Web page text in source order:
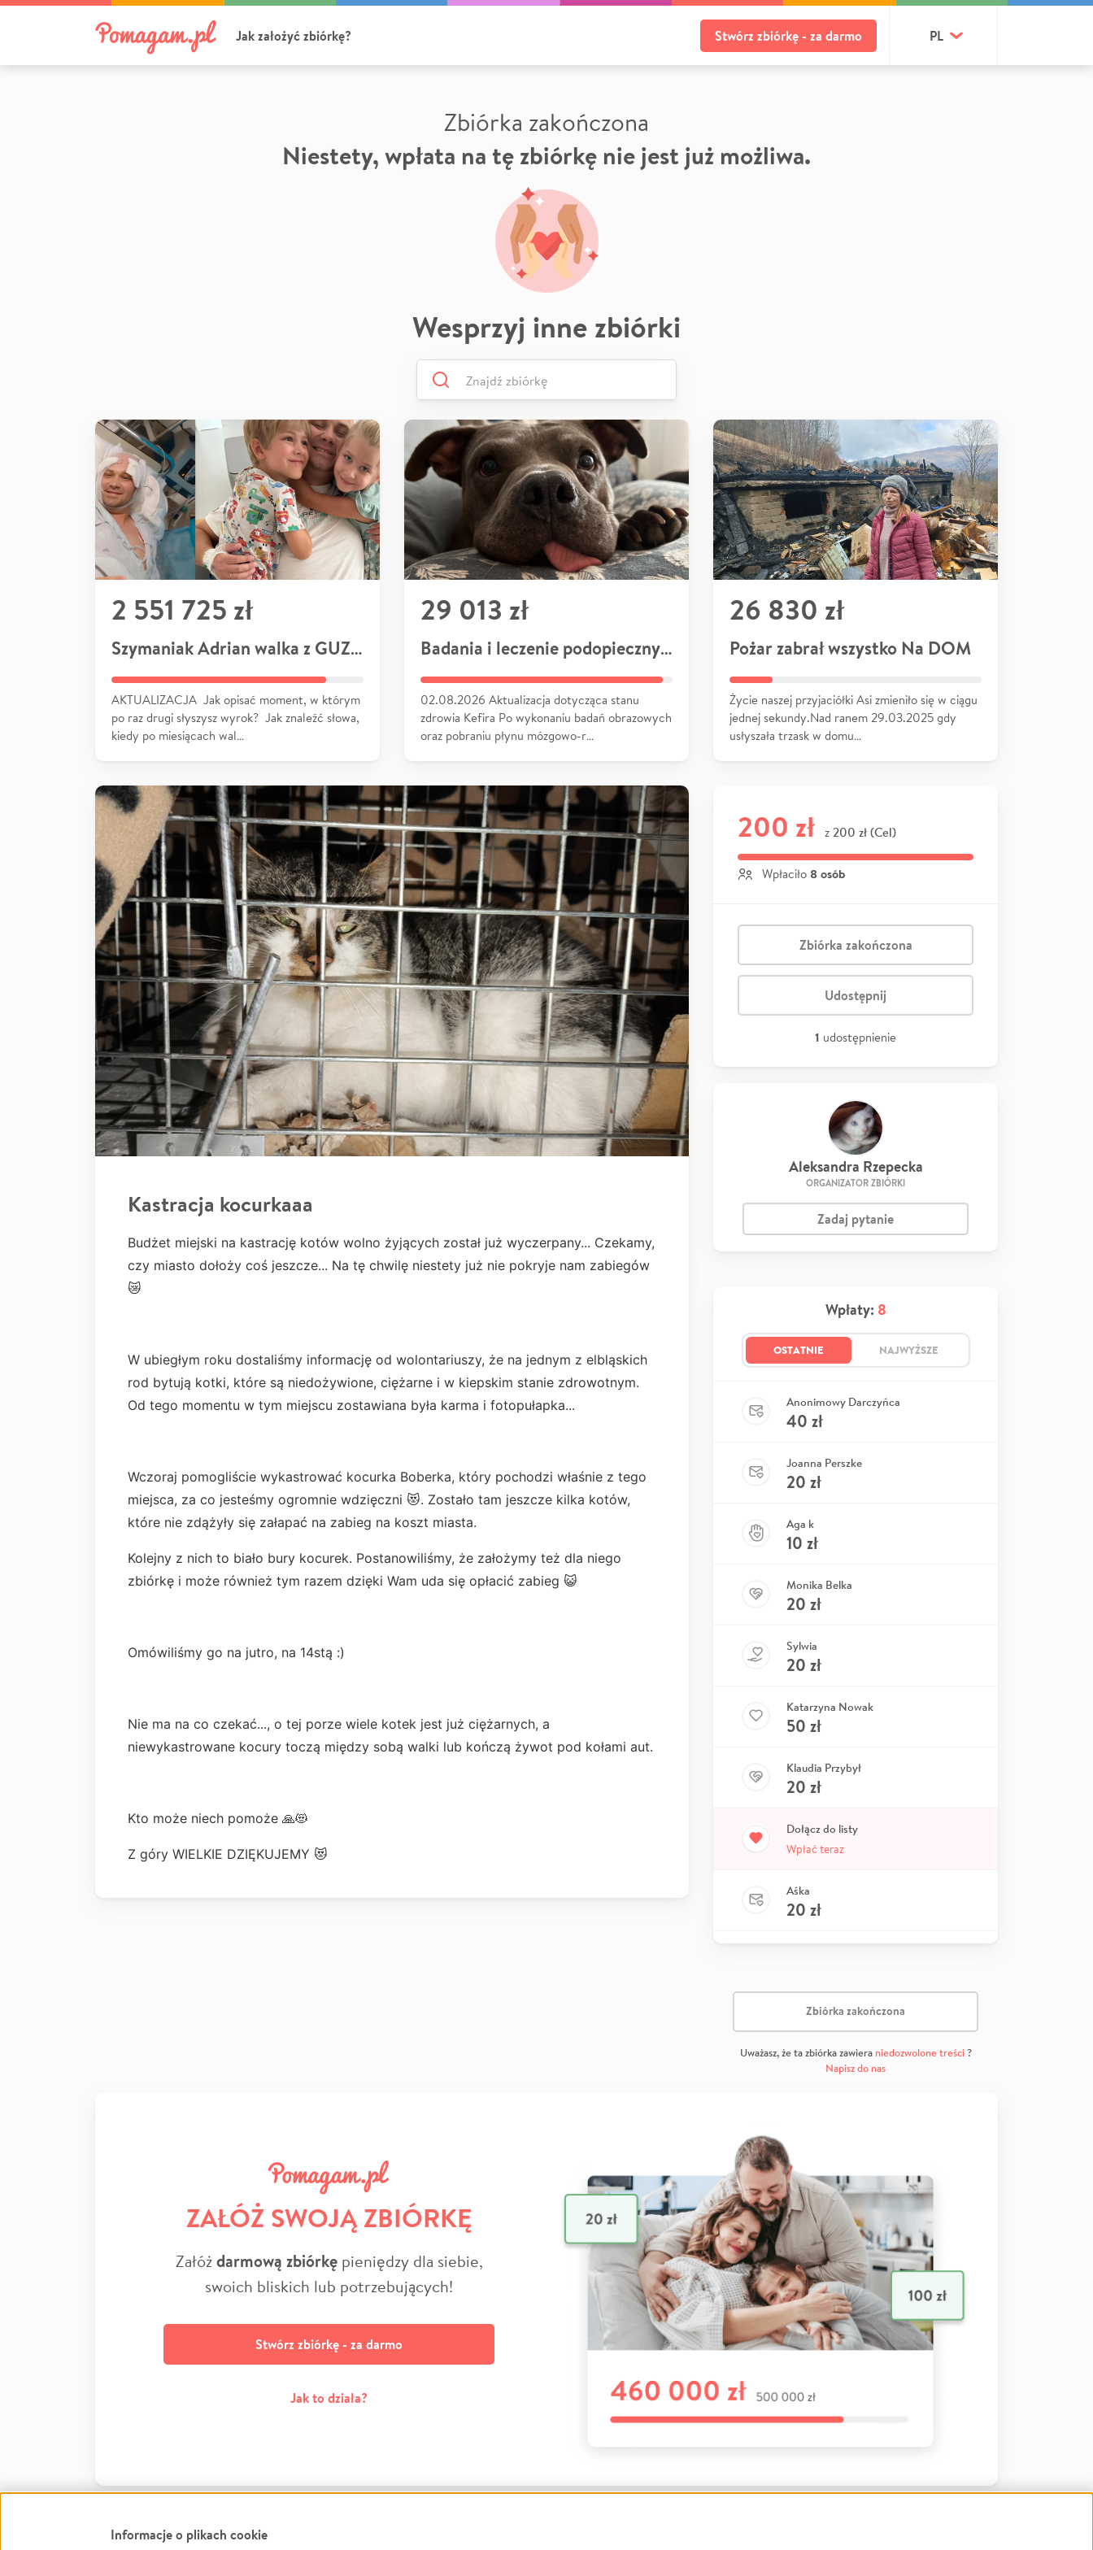
Jak założyć zbiórkę? Stwórz zbiórkę - za darmo PL
Zbiórka zakończona
Niestety, wpłata na tę zbiórkę nie jest już możliwa.
Wesprzyj inne zbiórki
2 551 725 zł
Szymaniak Adrian walka z GUZEM
AKTUALIZACJA Jak opisać moment, w którym
po raz drugi słyszysz wyrok? Jak znaleźć słowa,
kiedy po miesiącach wal…
29 013 zł
Badania i leczenie podopiecznych
02.08.2026 Aktualizacja dotycząca stanu
zdrowia Kefira Po wykonaniu badań obrazowych
oraz pobraniu płynu mózgowo-r…
26 830 zł
Pożar zabrał wszystko Na DOM
Życie naszej przyjaciółki Asi zmieniło się w ciągu
jednej sekundy.Nad ranem 29.03.2025 gdy
usłyszała trzask w domu…
Kastracja kocurkaaa
Budżet miejski na kastrację kotów wolno żyjących został już wyczerpany... Czekamy,
czy miasto dołoży coś jeszcze... Na tę chwilę niestety już nie pokryje nam zabiegów
😿
W ubiegłym roku dostaliśmy informację od wolontariuszy, że na jednym z elbląskich
rod bytują kotki, które są niedożywione, ciężarne i w kiepskim stanie zdrowotnym.
Od tego momentu w tym miejscu zostawiana była karma i fotopułapka...
Wczoraj pomogliście wykastrować kocurka Boberka, który pochodzi właśnie z tego
miejsca, za co jesteśmy ogromnie wdzięczni 😻. Zostało tam jeszcze kilka kotów,
które nie zdążyły się załapać na zabieg na koszt miasta.
Kolejny z nich to biało bury kocurek. Postanowiliśmy, że założymy też dla niego
zbiórkę i może również tym razem dzięki Wam uda się opłacić zabieg 😺
Omówiliśmy go na jutro, na 14stą :)
Nie ma na co czekać..., o tej porze wiele kotek jest już ciężarnych, a
niewykastrowane kocury toczą między sobą walki lub kończą żywot pod kołami aut.
Kto może niech pomoże 🙏😻
Z góry WIELKIE DZIĘKUJEMY 😻
200 zł z 200 zł (Cel)
Wpłaciło 8 osób
Zbiórka zakończona
Udostępnij
1 udostępnienie
Aleksandra Rzepecka
ORGANIZATOR ZBIÓRKI
Zadaj pytanie
Wpłaty: 8
OSTATNIE NAJWYŻSZE
Anonimowy Darczyńca
40 zł
Joanna Perszke
20 zł
Aga k
10 zł
Monika Belka
20 zł
Sylwia
20 zł
Katarzyna Nowak
50 zł
Klaudia Przybył
20 zł
Dołącz do listy
Wpłać teraz
Aśka
20 zł
Zbiórka zakończona
Uważasz, że ta zbiórka zawiera niedozwolone treści?
Napisz do nas
ZAŁÓŻ SWOJĄ ZBIÓRKĘ
Załóżdarmową zbiórkępieniędzy dla siebie,
swoich bliskich lub potrzebujących!
Stwórz zbiórkę - za darmo
Jak to działa?
Informacje o plikach cookie